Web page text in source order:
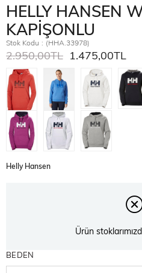
HELLY HANSEN
KAPİŞONLU
Stok Kodu (HHA.33978)
2.950,00TL 1.475,00TL
Helly Hansen
Ürün
BEDEN